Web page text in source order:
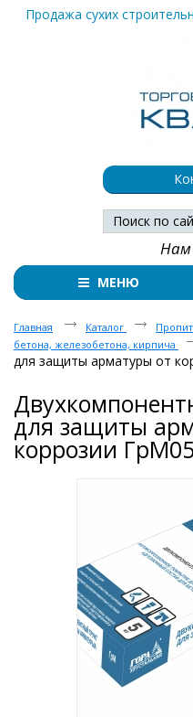
Продажа сухих
Нам
МЕНЮ
Главная Каталог
бетона, железобетона, кирпича
для защиты арматуры от
для защиты
коррозии